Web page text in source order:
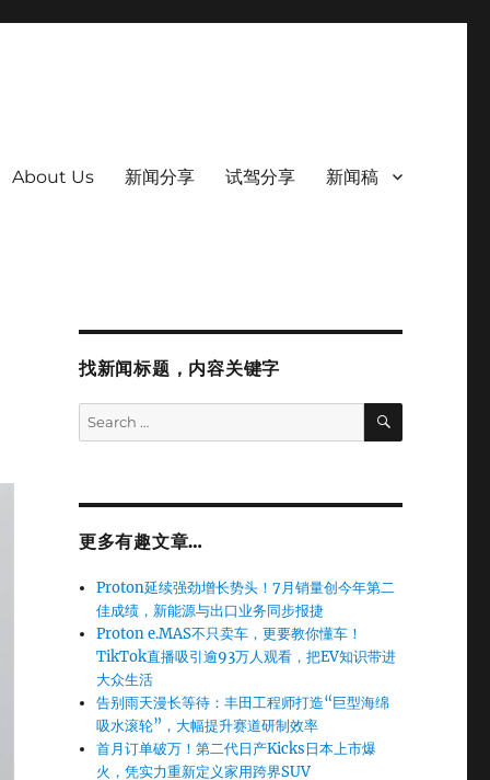
About Us 新闻分享 试驾分享 新闻稿
找新闻标题，内容关键字
Search
for:
SEARCH
更多有趣文章…
Proton延续强劲增长势头！7月销量创今年第二
佳成绩，新能源与出口业务同步报捷
Proton e.MAS不只卖车，更要教你懂车！
TikTok直播吸引逾93万人观看，把EV知识带进
大众生活
告别雨天漫长等待：丰田工程师打造“巨型海绵
吸水滚轮”，大幅提升赛道研制效率
首月订单破万！第二代日产Kicks日本上市爆
火，凭实力重新定义家用跨界SUV